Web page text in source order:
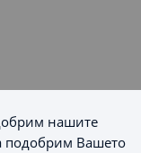
нашите
подобрим Вашето